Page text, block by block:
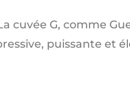
cuvée G, comme
puissante et